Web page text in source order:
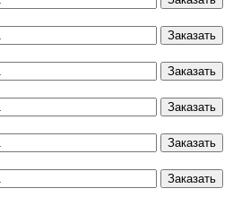
Заказать
Заказать
Заказать
Заказать
Заказать